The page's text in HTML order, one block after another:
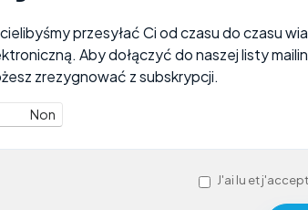
przesyłać Ci od czasu do czasu
Aby dołączyć do naszej listy
zrezygnować z subskrypcji.
Non
J'ai lu et